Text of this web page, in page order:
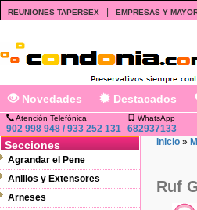
REUNIONES TAPERSEX EMPRESAS Y
Novedades Destacados
Atención Telefónica
902 998 948 / 933 252 131
WhatsApp
682937133
Secciones
Agrandar el Pene
Anillos y Extensores
Arneses
Inicio »
Ruf